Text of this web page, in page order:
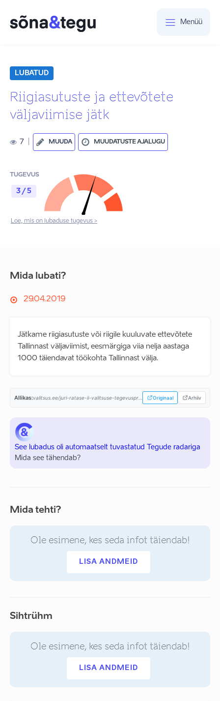
Menüü
LUBATUD
Riigiasutuste ja ettevõtete
väljaviimise jätk
7 MUUDA MUUDATUSTE AJALUGU
TUGEVUS
3 / 5
Loe, mis on lubaduse tugevus >
Mida lubati?
29.04.2019
Jätkame riigiasutuste või riigile kuuluvate ettevõtete
Tallinnast väljaviimist, eesmärgiga viia nelja aastaga
1000 täiendavat töökohta Tallinnast välja.
Allikas: Originaal Arhiiv
See lubadus oli automaatselt tuvastatud Tegude radariga
Mida see tähendab?
Mida tehti?
Ole esimene, kes seda infot täiendab!
LISA ANDMEID
Sihtrühm
Ole esimene, kes seda infot täiendab!
LISA ANDMEID